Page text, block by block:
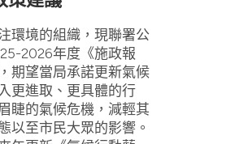
環境的組織，現聯署公
2026年度《施政報
期望當局承諾更新氣候
更進取、更具體的行
睫的氣候危機，減輕其
以至市民大眾的影響。